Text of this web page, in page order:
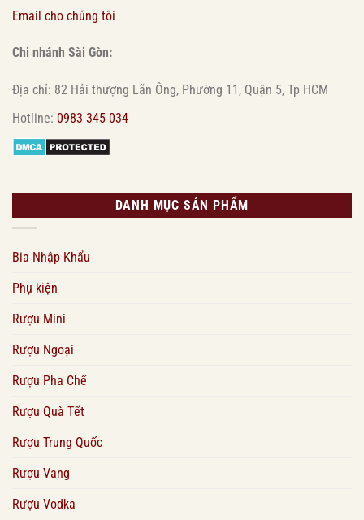
Email cho chúng tôi
Chi nhánh Sài Gòn:
Địa chỉ: 82 Hải thượng Lãn Ông, Phường 11, Quận 5, Tp HCM
Hotline: 0983 345 034
DANH MỤC SẢN PHẨM
Bia Nhập Khẩu
Phụ kiện
Rượu Mini
Rượu Ngoại
Rượu Pha Chế
Rượu Quà Tết
Rượu Trung Quốc
Rượu Vang
Rượu Vodka